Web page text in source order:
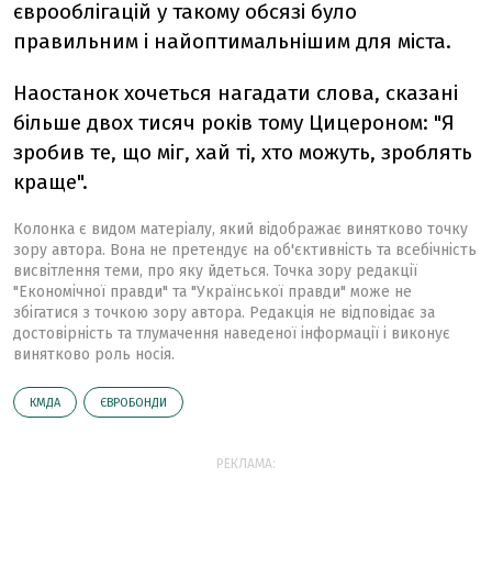
єврооблігацій у такому обсязі було
правильним і найоптимальнішим для міста.
Наостанок хочеться нагадати слова, сказані
більше двох тисяч років тому Цицероном: "Я
зробив те, що міг, хай ті, хто можуть, зроблять
краще".
Колонка є видом матеріалу, який відображає винятково точку
зору автора. Вона не претендує на об'єктивність та всебічність
висвітлення теми, про яку йдеться. Точка зору редакції
"Економічної правди" та "Української правди" може не
збігатися з точкою зору автора. Редакція не відповідає за
достовірність та тлумачення наведеної інформації і виконує
винятково роль носія.
КМДА ЄВРОБОНДИ
РЕКЛАМА: